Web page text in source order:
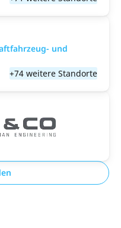
und
+74 weitere Standorte